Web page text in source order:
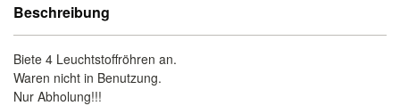
Beschreibung
Biete 4 Leuchtstoffröhren an.
Waren nicht in Benutzung.
Nur Abholung!!!